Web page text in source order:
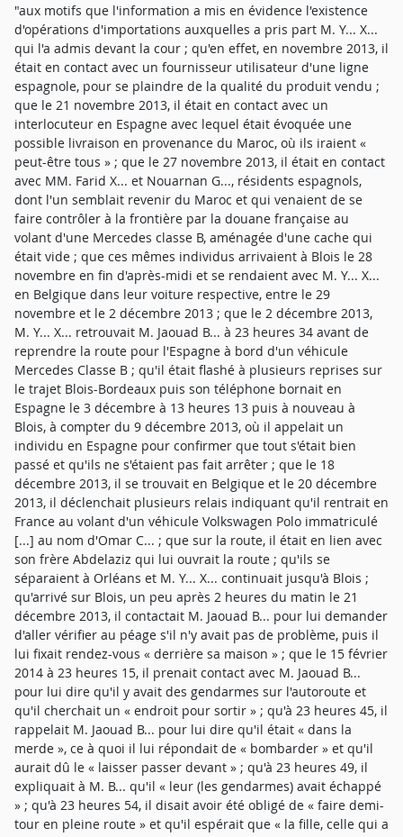
"aux motifs que l'information a mis en évidence l'existence
d'opérations d'importations auxquelles a pris part M. Y... X...
qui l'a admis devant la cour ; qu'en effet, en novembre 2013, il
était en contact avec un fournisseur utilisateur d'une ligne
espagnole, pour se plaindre de la qualité du produit vendu ;
que le 21 novembre 2013, il était en contact avec un
interlocuteur en Espagne avec lequel était évoquée une
possible livraison en provenance du Maroc, où ils iraient «
peut-être tous » ; que le 27 novembre 2013, il était en contact
avec MM. Farid X... et Nouarnan G..., résidents espagnols,
dont l'un semblait revenir du Maroc et qui venaient de se
faire contrôler à la frontière par la douane française au
volant d'une Mercedes classe B, aménagée d'une cache qui
était vide ; que ces mêmes individus arrivaient à Blois le 28
novembre en fin d'après-midi et se rendaient avec M. Y... X...
en Belgique dans leur voiture respective, entre le 29
novembre et le 2 décembre 2013 ; que le 2 décembre 2013,
M. Y... X... retrouvait M. Jaouad B... à 23 heures 34 avant de
reprendre la route pour l'Espagne à bord d'un véhicule
Mercedes Classe B ; qu'il était flashé à plusieurs reprises sur
le trajet Blois-Bordeaux puis son téléphone bornait en
Espagne le 3 décembre à 13 heures 13 puis à nouveau à
Blois, à compter du 9 décembre 2013, où il appelait un
individu en Espagne pour confirmer que tout s'était bien
passé et qu'ils ne s'étaient pas fait arrêter ; que le 18
décembre 2013, il se trouvait en Belgique et le 20 décembre
2013, il déclenchait plusieurs relais indiquant qu'il rentrait en
France au volant d'un véhicule Volkswagen Polo immatriculé
[...] au nom d'Omar C... ; que sur la route, il était en lien avec
son frère Abdelaziz qui lui ouvrait la route ; qu'ils se
séparaient à Orléans et M. Y... X... continuait jusqu'à Blois ;
qu'arrivé sur Blois, un peu après 2 heures du matin le 21
décembre 2013, il contactait M. Jaouad B... pour lui demander
d'aller vérifier au péage s'il n'y avait pas de problème, puis il
lui fixait rendez-vous « derrière sa maison » ; que le 15 février
2014 à 23 heures 15, il prenait contact avec M. Jaouad B...
pour lui dire qu'il y avait des gendarmes sur l'autoroute et
qu'il cherchait un « endroit pour sortir » ; qu'à 23 heures 45, il
rappelait M. Jaouad B... pour lui dire qu'il était « dans la
merde », ce à quoi il lui répondait de « bombarder » et qu'il
aurait dû le « laisser passer devant » ; qu'à 23 heures 49, il
expliquait à M. B... qu'il « leur (les gendarmes) avait échappé
» ; qu'à 23 heures 54, il disait avoir été obligé de « faire demi-
tour en pleine route » et qu'il espérait que « la fille, celle qui a